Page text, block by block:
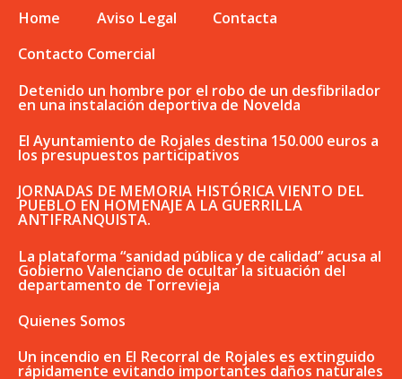
Home Aviso Legal
Contacta
Contacto Comercial
Detenido un hombre por el robo de un desfibrilador
en una instalación deportiva de Novelda
El Ayuntamiento de Rojales destina 150.000 euros a
los presupuestos participativos
JORNADAS DE MEMORIA HISTÓRICA VIENTO DEL
PUEBLO EN HOMENAJE A LA GUERRILLA
ANTIFRANQUISTA.
La plataforma “sanidad pública y de calidad” acusa al
Gobierno Valenciano de ocultar la situación del
departamento de Torrevieja
Quienes Somos
Un incendio en El Recorral de Rojales es extinguido
rápidamente evitando importantes daños naturales